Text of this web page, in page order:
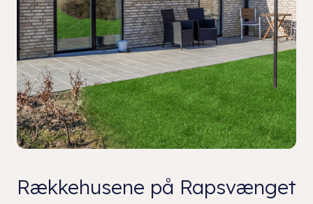
Rækkehusene på Rapsvænget